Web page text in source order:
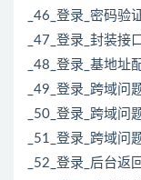
_46_登录_密码验
_47_登录_封装接
_48_登录_基地址
_49_登录_跨域问
_50_登录_跨域问
_51_登录_跨域问
_52_登录_后台返